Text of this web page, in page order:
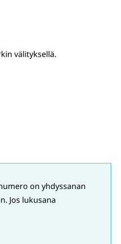
välityksellä.
on yhdyssanan
Jos lukusana